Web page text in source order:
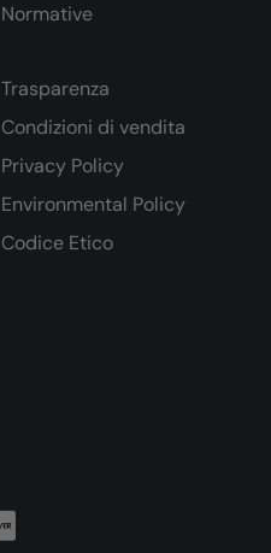
Normative
Trasparenza
Condizioni di vendita
Privacy Policy
Environmental Policy
Codice Etico